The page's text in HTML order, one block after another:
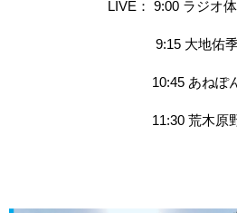
LIVE： 9:00 ラジオ体
9:15 大地佑季子（ピ
10:45 あねぽん（ギタ
11:30 荒木原野（ギタ